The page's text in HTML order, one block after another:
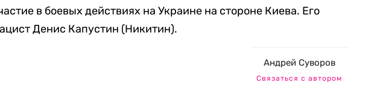
в боевых действиях на Украине на стороне Киева. Его
Денис Капустин (Никитин).
Андрей Суворов
Связаться с автором